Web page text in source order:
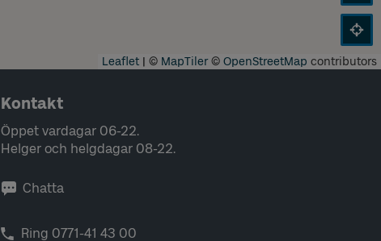
Leaflet | © MapTiler© OpenStreetMap contributors
Kontakt
Öppet vardagar 06-22.
Helger och helgdagar 08-22.
Chatta
Ring 0771-41 43 00